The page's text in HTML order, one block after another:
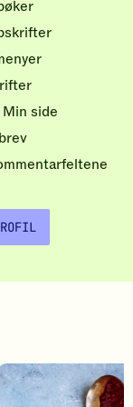
side